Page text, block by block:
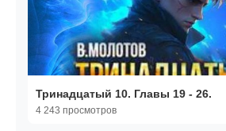
Тринадцатый 10. Главы 19 - 26.
4 243 просмотров